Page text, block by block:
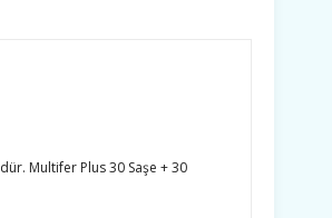
Multifer Plus 30 Saşe + 30